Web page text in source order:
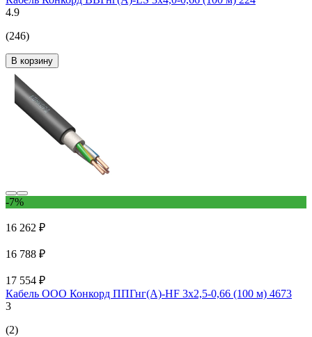
4.9
(246)
В корзину
-7%
16 262 ₽
16 788 ₽
17 554 ₽
Кабель ООО Конкорд ППГнг(А)-НF 3x2,5-0,66 (100 м) 4673
3
(2)